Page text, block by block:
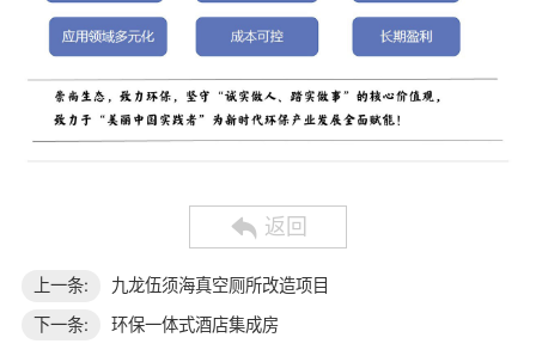
返回
上一条:
九龙伍须海真空厕所改造项目
下一条:
环保一体式酒店集成房